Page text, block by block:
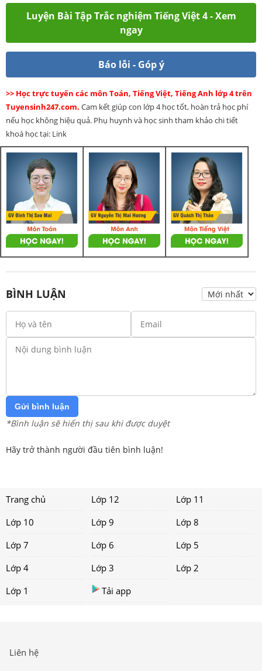
Luyện Bài Tập Trắc nghiệm Tiếng Việt 4 - Xem
ngay
Báo lỗi - Góp ý
>> Học trực tuyến các môn Toán, Tiếng Việt, Tiếng Anh lớp 4 trên
Tuyensinh247.com. Cam kết giúp con lớp 4 học tốt, hoàn trả học phí
nếu học không hiệu quả. Phụ huynh và học sinh tham khảo chi tiết
khoá học tại: Link
BÌNH LUẬN
Gửi bình luận
*Bình luận sẽ hiển thị sau khi được duyệt
Hãy trở thành người đầu tiên bình luận!
Trang chủ Lớp 12
Lớp 11
Lớp 10
Lớp 9
Lớp 8
Lớp 7
Lớp 6
Lớp 5
Lớp 4
Lớp 3
Lớp 2
Lớp 1
Tải app
Liên hệ